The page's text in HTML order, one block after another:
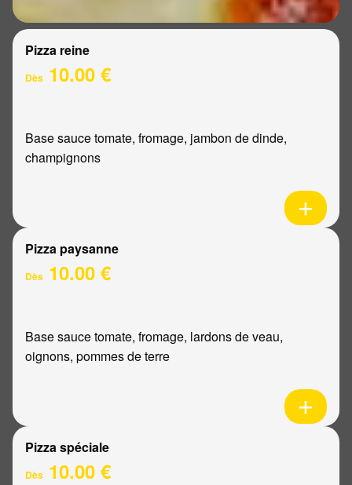
Pizza reine
Dès 10.00 €
Base sauce tomate, fromage, jambon de dinde,
champignons
Pizza paysanne
Dès 10.00 €
Base sauce tomate, fromage, lardons de veau,
oignons, pommes de terre
Pizza spéciale
Dès 10.00 €